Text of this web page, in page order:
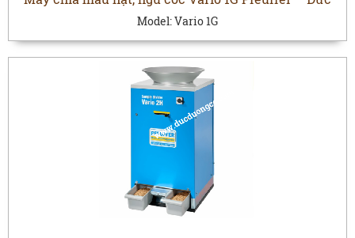
Model:Vario 1G